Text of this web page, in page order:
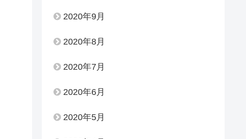
2020年9月
2020年8月
2020年7月
2020年6月
2020年5月